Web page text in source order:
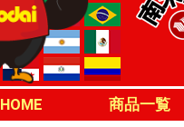
HOME 商品一覧